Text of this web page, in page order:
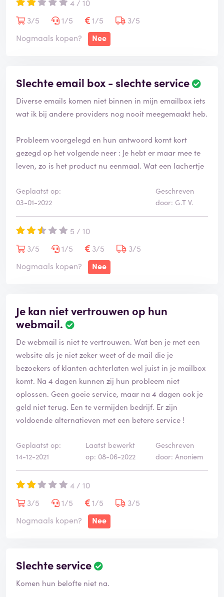
Nu hoop ik ook dat ze al mijn website gegevens nog
hebben en niet dat ik alles kwijt ben zoals alle testen en
Hopelijk leest dit iemand met veel verstand van deze
zaken die ook advies kan geven op onze email
info@spa-savannah.nl want alles is niet meer te
4 / 10
3/5
1/5 1/5
3/5
Nogmaals kopen?
Nee
Slechte email box - slechte service
Diverse emails komen niet binnen in mijn emailbox iets
wat ik bij andere providers nog nooit meegemaakt heb.
Probleem voorgelegd en hun antwoord komt kort
gezegd op het volgende neer : Je hebt er maar mee te
leven, zo is het product nu eenmaal. Wat een lachertje
Geplaatst op:
03-01-2022
Geschreven
door: G.T V.
5 / 10
3/5
1/5 3/5
3/5
Nogmaals kopen?
Nee
Je kan niet vertrouwen op hun
webmail.
De webmail is niet te vertrouwen. Wat ben je met een
website als je niet zeker weet of de mail die je
bezoekers of klanten achterlaten wel juist in je mailbox
komt. Na 4 dagen kunnen zij hun probleem niet
oplossen. Geen goeie service, maar na 4 dagen ook je
geld niet terug. Een te vermijden bedrijf. Er zijn
voldoende alternatieven met een betere service !
Geplaatst op:
14-12-2021
Laatst bewerkt
op: 08-06-2022
Geschreven
door: Anoniem
4 / 10
3/5
1/5 1/5
3/5
Nogmaals kopen?
Nee
Slechte service
Komen hun belofte niet na.